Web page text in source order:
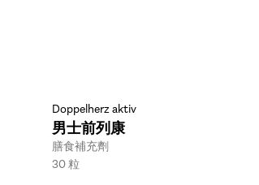
Doppelherz aktiv
男士前列康
Type:
膳食補充劑
Size:
30 粒